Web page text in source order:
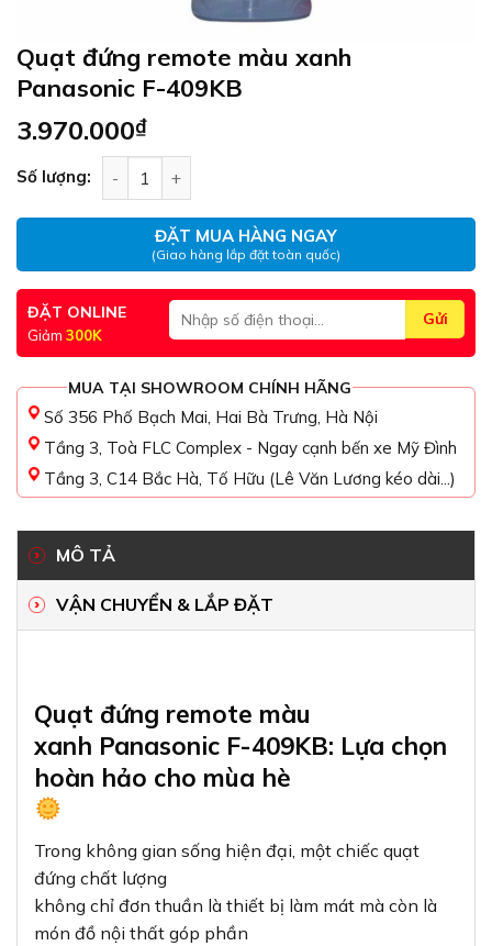
Quạt đứng remote màu xanh
Panasonic F-409KB
3.970.000₫
Số lượng:
ĐẶT MUA HÀNG NGAY
(Giao hàng lắp đặt toàn quốc)
ĐẶT ONLINE
Giảm 300K
MUA TẠI SHOWROOM CHÍNH HÃNG
Số 356 Phố Bạch Mai, Hai Bà Trưng, Hà Nội
Tầng 3, Toà FLC Complex - Ngay cạnh bến xe Mỹ Đình
Tầng 3, C14 Bắc Hà, Tố Hữu (Lê Văn Lương kéo dài...)
MÔ TẢ
VẬN CHUYỂN & LẮP ĐẶT
Quạt đứng remote màu
xanh Panasonic F-409KB: Lựa chọn
hoàn hảo cho mùa hè
Trong không gian sống hiện đại, một chiếc quạt
đứng chất lượng
không chỉ đơn thuần là thiết bị làm mát mà còn là
món đồ nội thất góp phần